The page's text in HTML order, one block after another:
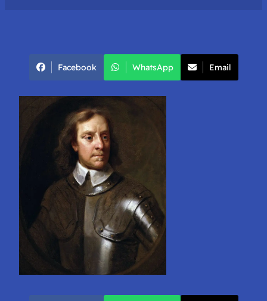
Facebook WhatsApp Email